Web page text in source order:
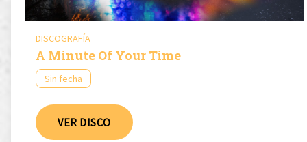
DISCOGRAFÍA
A Minute Of Your Time
Sin fecha
VER DISCO